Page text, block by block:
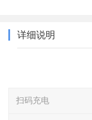
详细说明
扫码充电